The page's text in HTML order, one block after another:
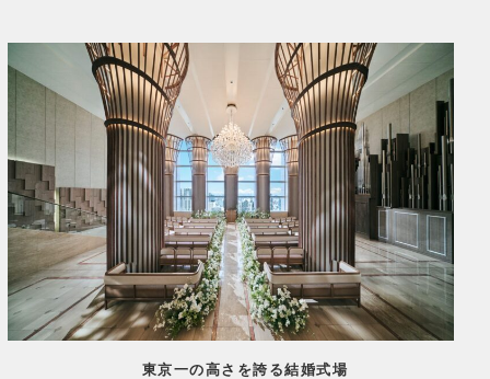
東京一の高さを誇る結婚式場